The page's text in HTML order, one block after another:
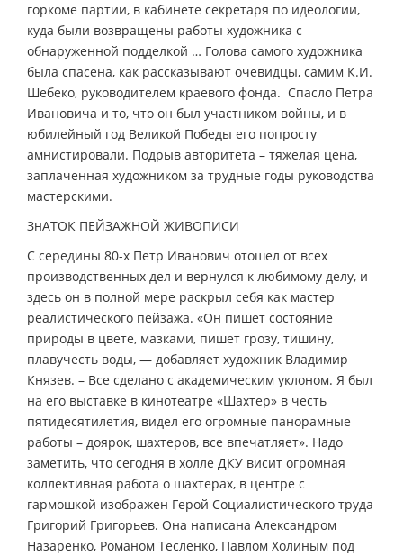
горкоме партии, в кабинете секретаря по идеологии,
куда были возвращены работы художника с
обнаруженной подделкой … Голова самого художника
была спасена, как рассказывают очевидцы, самим К.И.
Шебеко, руководителем краевого фонда. Спасло Петра
Ивановича и то, что он был участником войны, и в
юбилейный год Великой Победы его попросту
амнистировали. Подрыв авторитета – тяжелая цена,
заплаченная художником за трудные годы руководства
мастерскими.
ЗнАТОК ПЕЙЗАЖНОЙ ЖИВОПИСИ
С середины 80-х Петр Иванович отошел от всех
производственных дел и вернулся к любимому делу, и
здесь он в полной мере раскрыл себя как мастер
реалистического пейзажа. «Он пишет состояние
природы в цвете, мазками, пишет грозу, тишину,
плавучесть воды, — добавляет художник Владимир
Князев. – Все сделано с академическим уклоном. Я был
на его выставке в кинотеатре «Шахтер» в честь
пятидесятилетия, видел его огромные панорамные
работы – доярок, шахтеров, все впечатляет». Надо
заметить, что сегодня в холле ДКУ висит огромная
коллективная работа о шахтерах, в центре с
гармошкой изображен Герой Социалистического труда
Григорий Григорьев. Она написана Александром
Назаренко, Романом Тесленко, Павлом Холиным под